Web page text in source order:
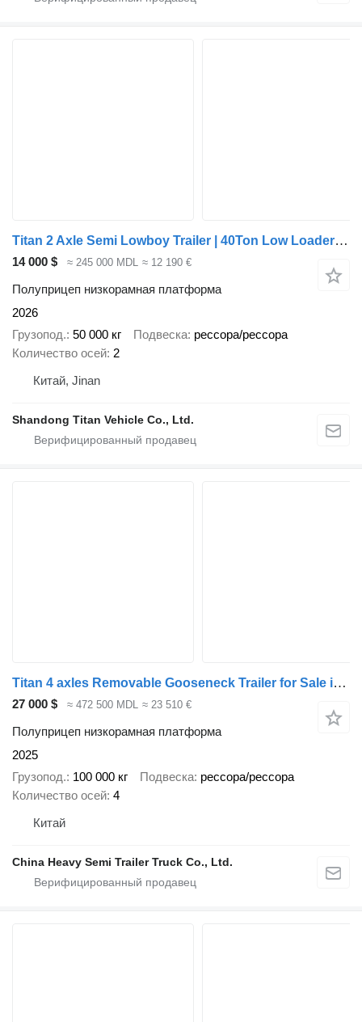
Titan 2 Axle Semi Lowboy Trailer | 40Ton Low Loader For Nigeria
14 000 $ ≈ 245 000 MDL ≈ 12 190 €
Полуприцеп низкорамная платформа
2026
Грузопод. 50 000 кг Подвеска рессора/рессора
Количество осей 2
Китай, Jinan
Shandong Titan Vehicle Co., Ltd.
Titan 4 axles Removable Gooseneck Trailer for Sale in Nigeria
27 000 $ ≈ 472 500 MDL ≈ 23 510 €
Полуприцеп низкорамная платформа
2025
Грузопод. 100 000 кг Подвеска рессора/рессора
Количество осей 4
Китай
China Heavy Semi Trailer Truck Co., Ltd.